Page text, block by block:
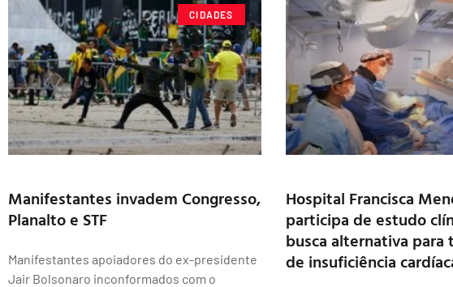
CIDADES
Manifestantes invadem Congresso,
Planalto e STF
Manifestantes apoiadores do ex-presidente
Jair Bolsonaro inconformados com o
Hospital Francisca
participa de estudo
busca alternativa
de insuficiência